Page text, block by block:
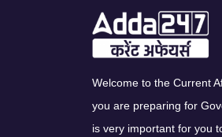
Welcome to the Current
you are preparing for
is very important for you